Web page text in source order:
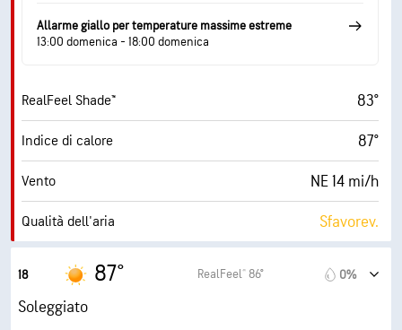
Punto di rugiada 65° F
Nuvolosità 1%
Visibilità 10 mi
Strato di nuvole 30000 ft
Allarme giallo per temperature massime estreme
13:00 domenica - 18:00 domenica
RealFeel Shade™ 83°
Indice di calore 87°
Vento NE 14 mi/h
Qualità dell'aria Sfavorev.
Indice UV max
Raffiche
18 87° RealFeel® 86° 0%
Soleggiato